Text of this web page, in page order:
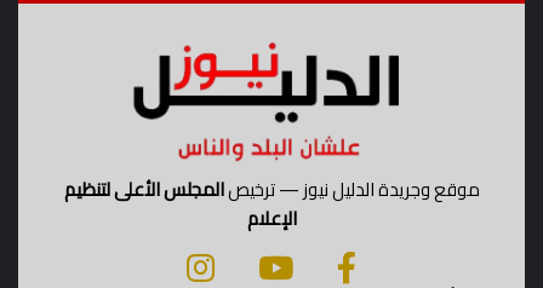
موقع وجريدة الدليل نيوز — ترخيصالمجلس الأعلى لتنظيم
الإعلام